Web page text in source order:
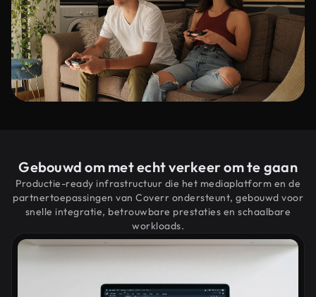
Gebouwd om met echt verkeer om te gaan
Productie-ready infrastructuur die het mediaplatform en de
partnertoepassingen van Coverr ondersteunt, gebouwd voor
snelle integratie, betrouwbare prestaties en schaalbare
workloads.